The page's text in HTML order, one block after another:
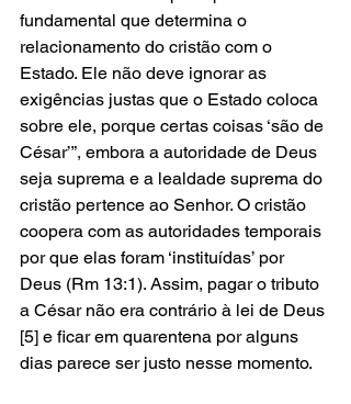
fundamental que determina o
relacionamento do cristão com o
Estado. Ele não deve ignorar as
exigências justas que o Estado coloca
sobre ele, porque certas coisas ‘são de
César’”, embora a autoridade de Deus
seja suprema e a lealdade suprema do
cristão pertence ao Senhor. O cristão
coopera com as autoridades temporais
por que elas foram ‘instituídas’ por
Deus (Rm 13:1). Assim, pagar o tributo
a César não era contrário à lei de Deus
[5] e ficar em quarentena por alguns
dias parece ser justo nesse momento.